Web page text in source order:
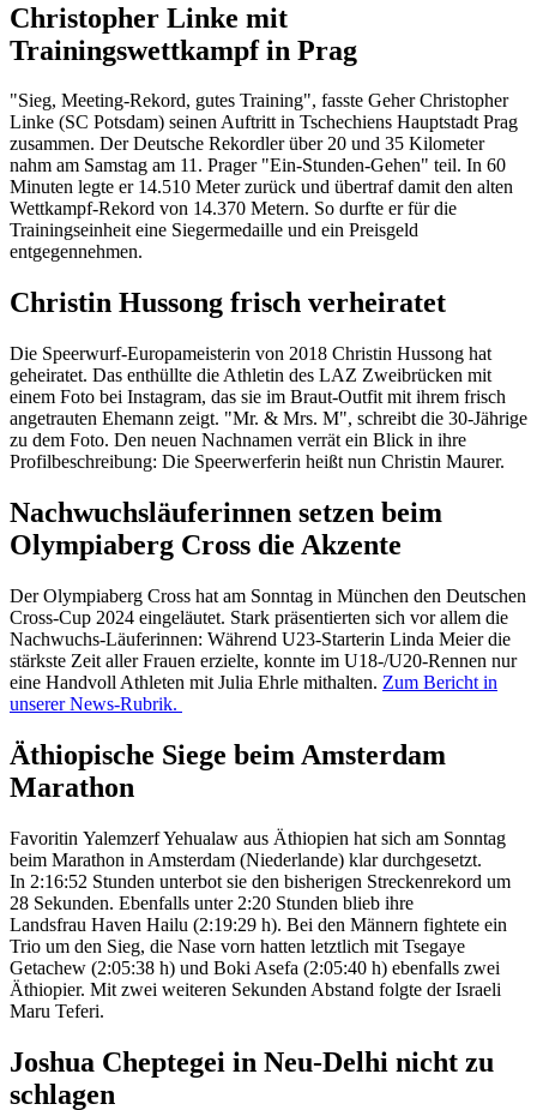
Christopher Linke mit
Trainingswettkampf in Prag
"Sieg, Meeting-Rekord, gutes Training", fasste Geher Christopher
Linke (SC Potsdam) seinen Auftritt in Tschechiens Hauptstadt Prag
zusammen. Der Deutsche Rekordler über 20 und 35 Kilometer
nahm am Samstag am 11. Prager "Ein-Stunden-Gehen" teil. In 60
Minuten legte er 14.510 Meter zurück und übertraf damit den alten
Wettkampf-Rekord von 14.370 Metern. So durfte er für die
Trainingseinheit eine Siegermedaille und ein Preisgeld
entgegennehmen.
Christin Hussong frisch verheiratet
Die Speerwurf-Europameisterin von 2018 Christin Hussong hat
geheiratet. Das enthüllte die Athletin des LAZ Zweibrücken mit
einem Foto bei Instagram, das sie im Braut-Outfit mit ihrem frisch
angetrauten Ehemann zeigt. "Mr. & Mrs. M", schreibt die 30-Jährige
zu dem Foto. Den neuen Nachnamen verrät ein Blick in ihre
Profilbeschreibung: Die Speerwerferin heißt nun Christin Maurer.
Nachwuchsläuferinnen setzen beim
Olympiaberg Cross die Akzente
Der Olympiaberg Cross hat am Sonntag in München den Deutschen
Cross-Cup 2024 eingeläutet. Stark präsentierten sich vor allem die
Nachwuchs-Läuferinnen: Während U23-Starterin Linda Meier die
stärkste Zeit aller Frauen erzielte, konnte im U18-/U20-Rennen nur
eine Handvoll Athleten mit Julia Ehrle mithalten. Zum Bericht in
unserer News-Rubrik.
Äthiopische Siege beim Amsterdam
Marathon
Favoritin Yalemzerf Yehualaw aus Äthiopien hat sich am Sonntag
beim Marathon in Amsterdam (Niederlande) klar durchgesetzt.
In 2:16:52 Stunden unterbot sie den bisherigen Streckenrekord um
28 Sekunden. Ebenfalls unter 2:20 Stunden blieb ihre
Landsfrau Haven Hailu (2:19:29 h). Bei den Männern fightete ein
Trio um den Sieg, die Nase vorn hatten letztlich mit Tsegaye
Getachew (2:05:38 h) und Boki Asefa (2:05:40 h) ebenfalls zwei
Äthiopier. Mit zwei weiteren Sekunden Abstand folgte der Israeli
Maru Teferi.
Joshua Cheptegei in Neu-Delhi nicht zu
schlagen